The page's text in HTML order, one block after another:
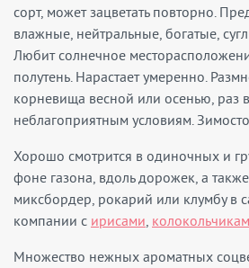
сорт, может зацветать повторно.
влажные, нейтральные, богатые,
Любит солнечное
полутень. Нарастает умеренно.
корневища весной или осенью, раз
неблагоприятным условиям.
Хорошо смотрится в одиночных и
фоне газона, вдоль дорожек, а
миксбордер, рокарий или клумбу в
компании с ирисами,
Множество нежных ароматных